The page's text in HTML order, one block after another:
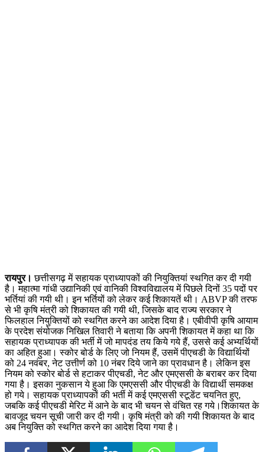
रायपुर। छत्तीसगढ़ में सहायक प्राध्यापकों की नियुक्तियां स्थगित कर दी गयी
है। महात्मा गांधी उद्यानिकी एवं वानिकी विश्वविद्यालय में पिछले दिनों 35 पदों पर
भर्तियां की गयी थी। इन भर्तियों को लेकर कई शिकायतें थी। ABVP की तरफ
से भी कृषि मंत्री को शिकायत की गयी थी, जिसके बाद राज्य सरकार ने
फिलहाल नियुक्तियों को स्थगित करने का आदेश दिया है। एबीवीपी कृषि आयाम
के प्रदेश संयोजक निखिल तिवारी ने बताया कि अपनी शिकायत में कहा था कि
सहायक प्राध्यापक की भर्ती में जो मापदंड तय किये गये हैं, उससे कई अभ्यर्थियों
का अहित हुआ। स्कोर बोर्ड के लिए जो नियम हैं, उसमें पीएचडी के विद्यार्थियों
को 24 नवंबर, नेट उत्तीर्ण को 10 नंबर दिये जाने का प्रावधान है। लेकिन इस
नियम को स्कोर बोर्ड से हटाकर पीएचडी, नेट और एमएससी के बराबर कर दिया
गया है। इसका नुकसान ये हुआ कि एमएससी और पीएचडी के विद्यार्थी समकक्ष
हो गये। सहायक प्राध्यापकों की भर्ती में कई एमएससी स्टूडेंट चयनित हुए,
जबकि कई पीएचडी मेरिट में आने के बाद भी चयन से वंचित रह गये।शिकायत के
बावजूद चयन सूची जारी कर दी गयी। कृषि मंत्री को की गयी शिकायत के बाद
अब नियुक्ति को स्थगित करने का आदेश दिया गया है।